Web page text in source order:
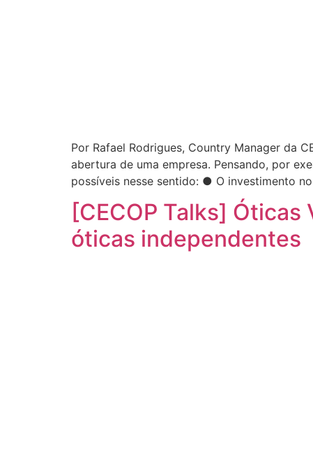
Por Rafael Rodrigues, Country Manager da
abertura de uma empresa. Pensando, por
possíveis nesse sentido: ● O investimento
[CECOP Talks]
óticas independentes